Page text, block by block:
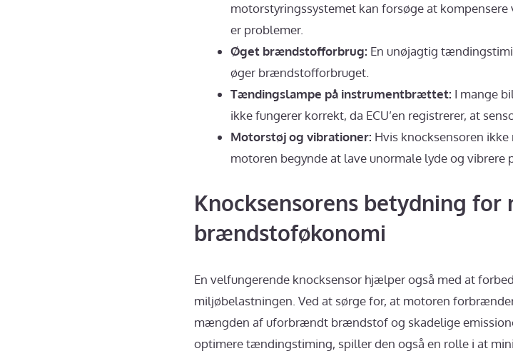
motorstyringssystemet kan forsøge at
er problemer.
Øget brændstofforbrug: En unøjagtig
øger brændstofforbruget.
Tændingslampe på instrumentbrættet: I mange
ikke fungerer korrekt, da ECU’en registrerer, at
Motorstøj og vibrationer: Hvis knocksensoren
motoren begynde at lave unormale lyde og
Knocksensorens betydning for
brændstoføkonomi
En velfungerende knocksensor hjælper også med at
miljøbelastningen. Ved at sørge for, at motoren
mængden af uforbrændt brændstof og skadelige
optimere tændingstiming, spiller den også en rolle i at